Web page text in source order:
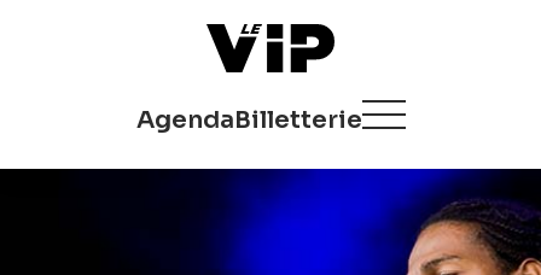
AgendaBilletterie